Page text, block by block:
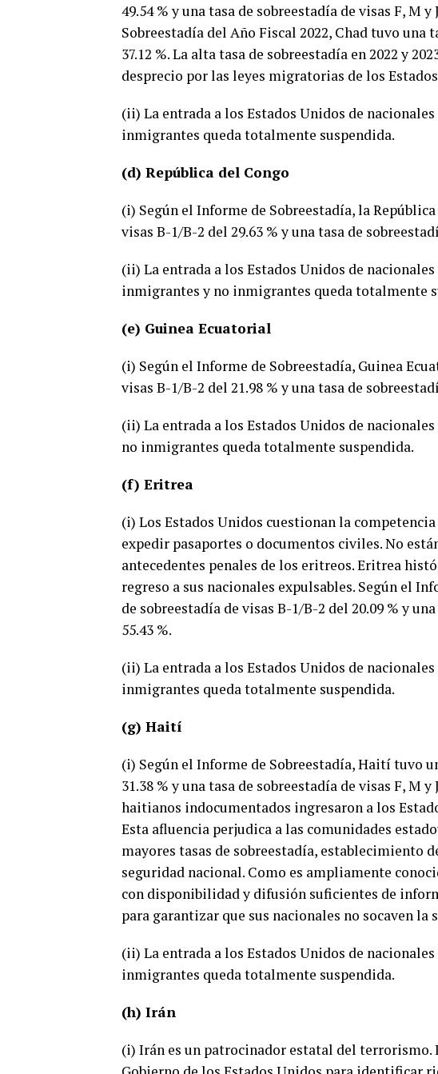
49.54 % y una tasa de sobreestadía de visas F, M
Sobreestadía del Año Fiscal 2022, Chad tuvo una
37.12 %. La alta tasa de sobreestadía en 2022 y
desprecio por las leyes migratorias de los
(ii) La entrada a los Estados Unidos de
inmigrantes queda totalmente suspendida.
(d) República del Congo
(i) Según el Informe de Sobreestadía, la
visas B-1/B-2 del 29.63 % y una tasa de
(ii) La entrada a los Estados Unidos de
inmigrantes y no inmigrantes queda totalmente
(e) Guinea Ecuatorial
(i) Según el Informe de Sobreestadía, Guinea
visas B-1/B-2 del 21.98 % y una tasa de
(ii) La entrada a los Estados Unidos de
no inmigrantes queda totalmente suspendida.
(f) Eritrea
(i) Los Estados Unidos cuestionan la
expedir pasaportes o documentos civiles. No
antecedentes penales de los eritreos. Eritrea
regreso a sus nacionales expulsables. Según el
de sobreestadía de visas B-1/B-2 del 20.09 % y
55.43 %.
(ii) La entrada a los Estados Unidos de
inmigrantes queda totalmente suspendida.
(g) Haití
(i) Según el Informe de Sobreestadía, Haití tuvo
31.38 % y una tasa de sobreestadía de visas F, M
haitianos indocumentados ingresaron a los
Esta afluencia perjudica a las comunidades
mayores tasas de sobreestadía, establecimiento
seguridad nacional. Como es ampliamente
con disponibilidad y difusión suficientes de
para garantizar que sus nacionales no socaven
(ii) La entrada a los Estados Unidos de
inmigrantes queda totalmente suspendida.
(h) Irán
(i) Irán es un patrocinador estatal del